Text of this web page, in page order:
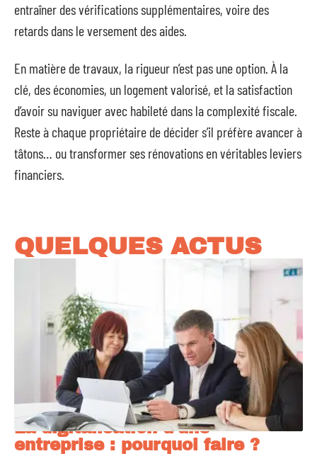
entraîner des vérifications supplémentaires, voire des
retards dans le versement des aides.
En matière de travaux, la rigueur n’est pas une option. À la
clé, des économies, un logement valorisé, et la satisfaction
d’avoir su naviguer avec habileté dans la complexité fiscale.
Reste à chaque propriétaire de décider s’il préfère avancer à
tâtons… ou transformer ses rénovations en véritables leviers
financiers.
QUELQUES ACTUS
La digitalisation d’une
entreprise : pourquoi faire ?